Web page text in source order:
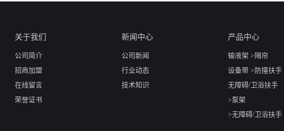
关于我们
公司简介
招商加盟
在线留言
荣誉证书
新闻中心
公司新闻
行业动态
技术知识
产品中心
输液架
隔帘
设备带
防撞扶手
无障碍/卫浴扶手
泵架
无障碍/卫浴扶手